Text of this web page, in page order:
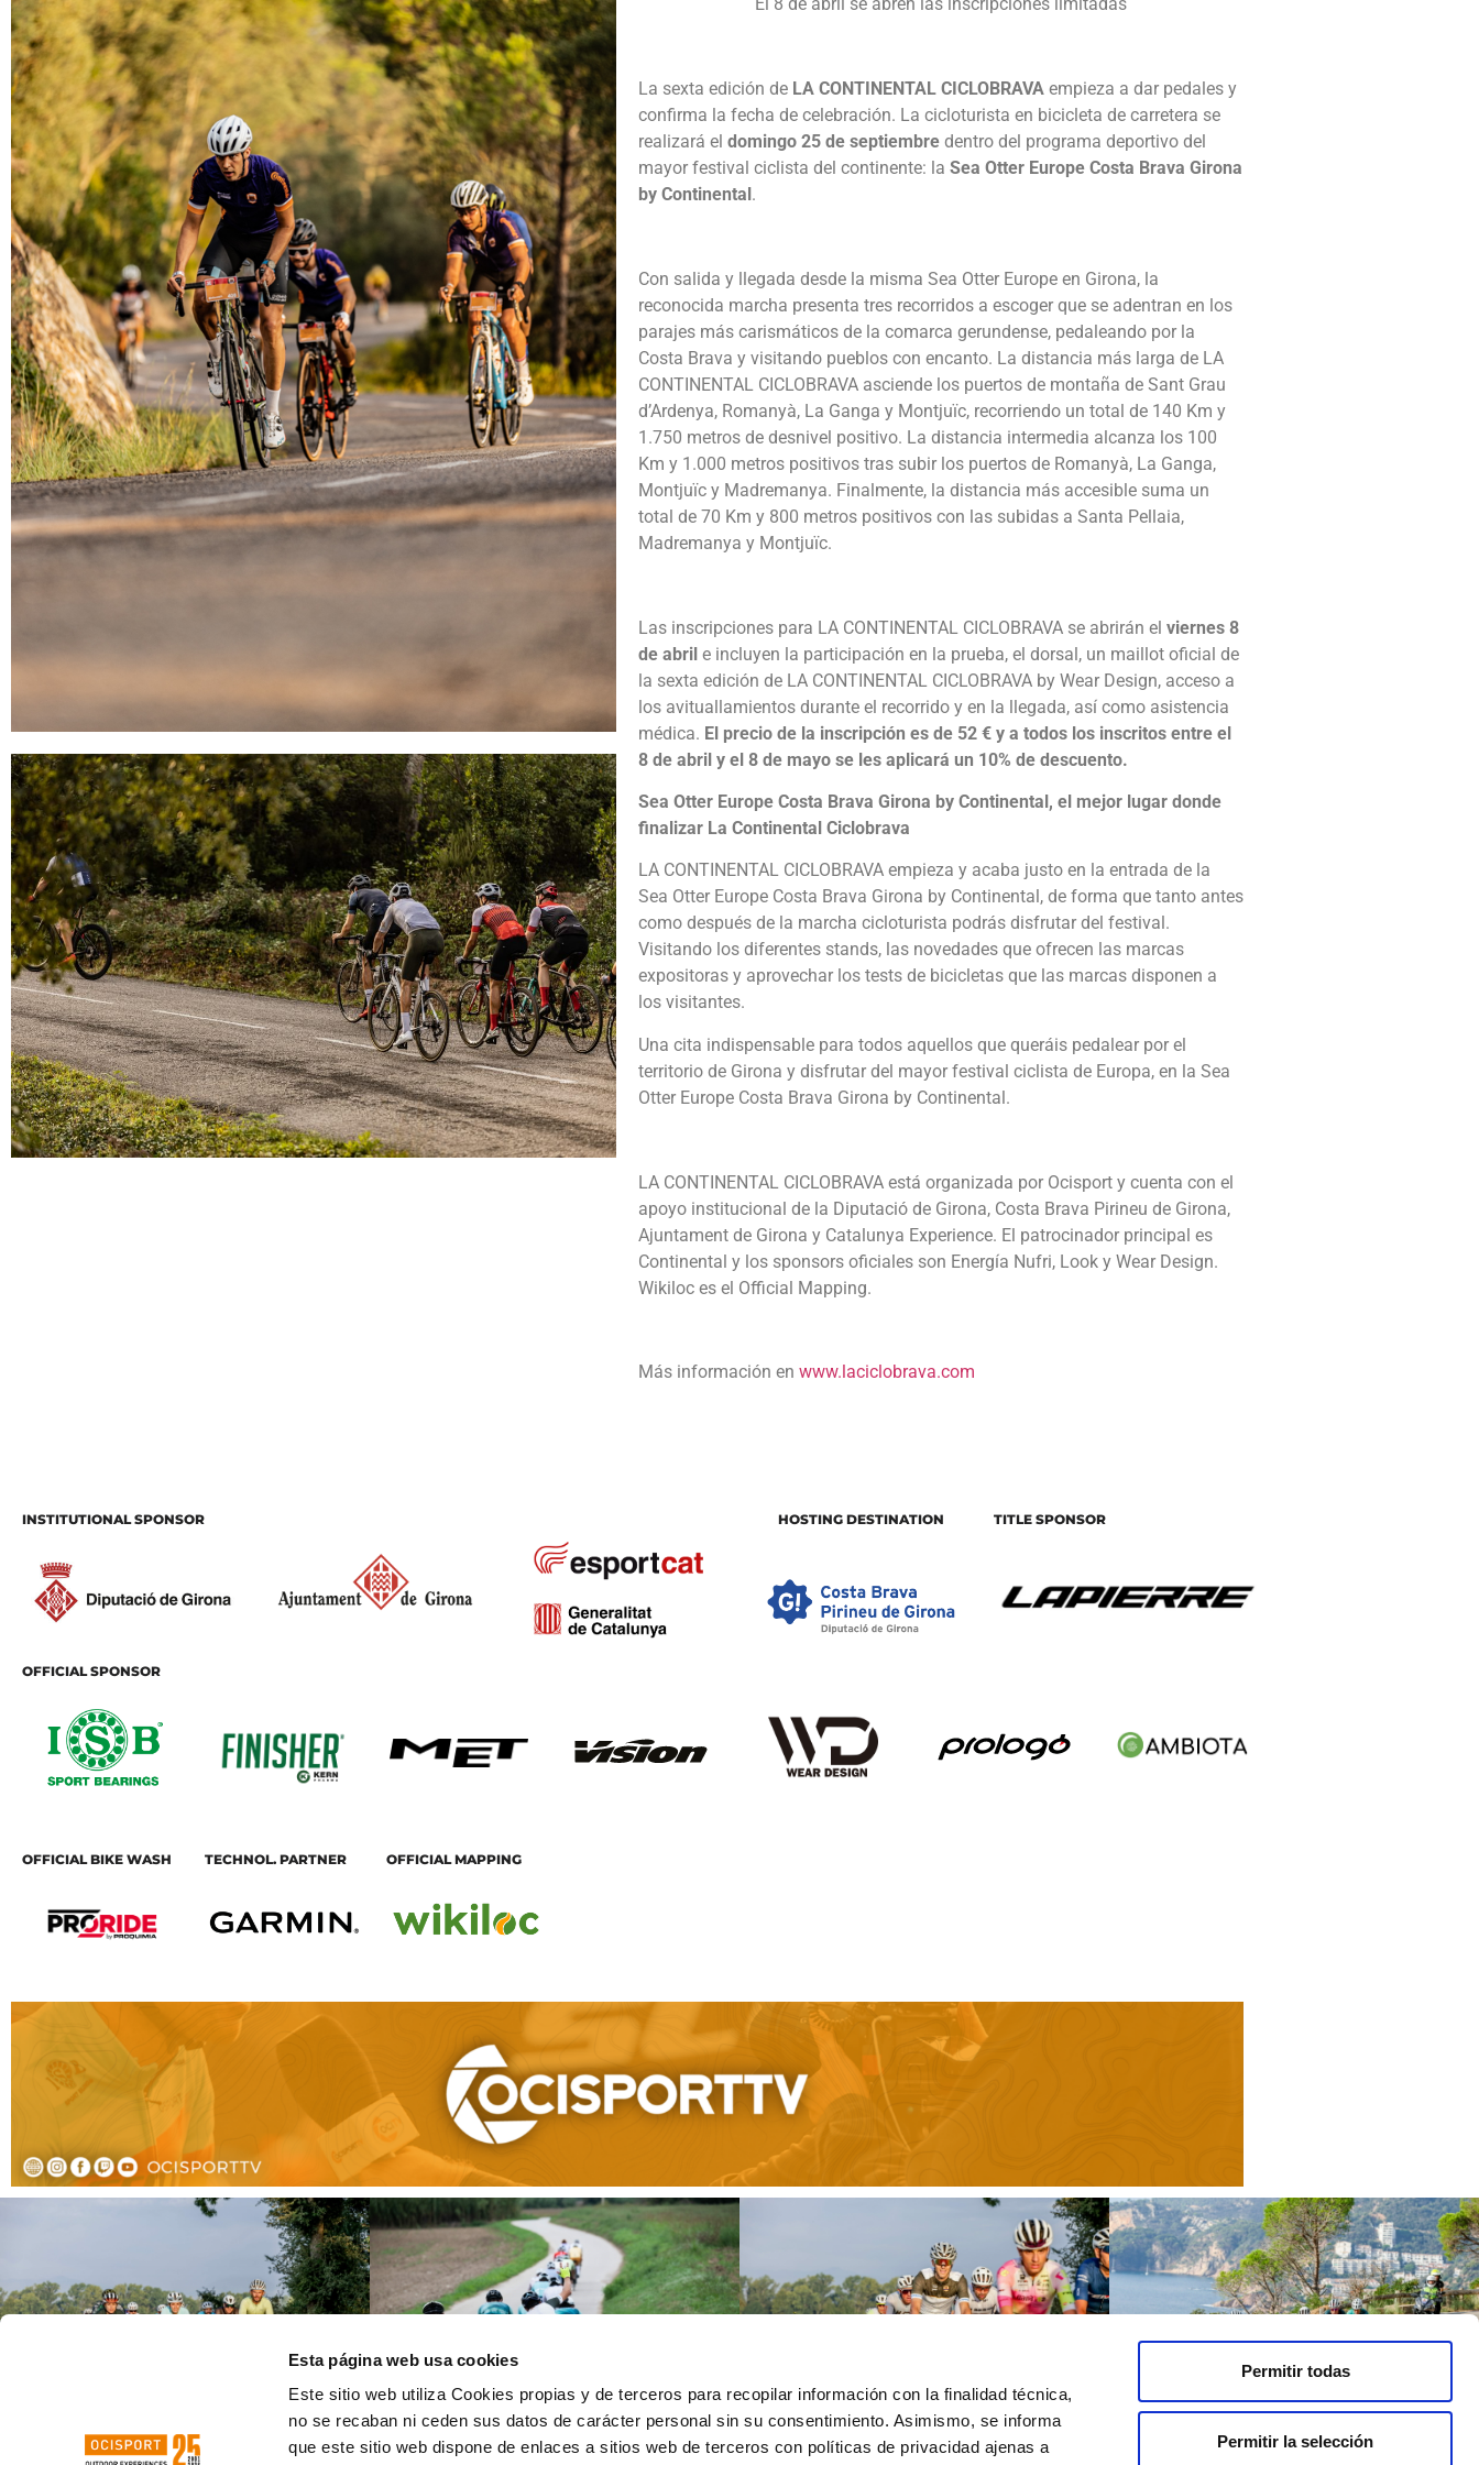
Esta página web usa cookies
Este sitio web utiliza Cookies propias y de terceros para recopilar información con la finalidad técnica,
no se recaban ni ceden sus datos de carácter personal sin su consentimiento. Asimismo, se informa
que este sitio web dispone de enlaces a sitios web de terceros con políticas de privacidad ajenas a
Permitir todas
Permitir la selección
El 8 de abril se abren las inscripciones limitadas
La sexta edición de LA CONTINENTAL CICLOBRAVA empieza a dar pedales y
confirma la fecha de celebración. La cicloturista en bicicleta de carretera se
realizará el domingo 25 de septiembre dentro del programa deportivo del
mayor festival ciclista del continente: la Sea Otter Europe Costa Brava Girona
by Continental.
Con salida y llegada desde la misma Sea Otter Europe en Girona, la
reconocida marcha presenta tres recorridos a escoger que se adentran en los
parajes más carismáticos de la comarca gerundense, pedaleando por la
Costa Brava y visitando pueblos con encanto. La distancia más larga de LA
CONTINENTAL CICLOBRAVA asciende los puertos de montaña de Sant Grau
d’Ardenya, Romanyà, La Ganga y Montjuïc, recorriendo un total de 140 Km y
1.750 metros de desnivel positivo. La distancia intermedia alcanza los 100
Km y 1.000 metros positivos tras subir los puertos de Romanyà, La Ganga,
Montjuïc y Madremanya. Finalmente, la distancia más accesible suma un
total de 70 Km y 800 metros positivos con las subidas a Santa Pellaia,
Madremanya y Montjuïc.
Las inscripciones para LA CONTINENTAL CICLOBRAVA se abrirán el viernes 8
de abril e incluyen la participación en la prueba, el dorsal, un maillot oficial de
la sexta edición de LA CONTINENTAL CICLOBRAVA by Wear Design, acceso a
los avituallamientos durante el recorrido y en la llegada, así como asistencia
médica. El precio de la inscripción es de 52 € y a todos los inscritos entre el
8 de abril y el 8 de mayo se les aplicará un 10% de descuento.
Sea Otter Europe Costa Brava Girona by Continental, el mejor lugar donde
finalizar La Continental Ciclobrava
LA CONTINENTAL CICLOBRAVA empieza y acaba justo en la entrada de la
Sea Otter Europe Costa Brava Girona by Continental, de forma que tanto antes
como después de la marcha cicloturista podrás disfrutar del festival.
Visitando los diferentes stands, las novedades que ofrecen las marcas
expositoras y aprovechar los tests de bicicletas que las marcas disponen a
los visitantes.
Una cita indispensable para todos aquellos que queráis pedalear por el
territorio de Girona y disfrutar del mayor festival ciclista de Europa, en la Sea
Otter Europe Costa Brava Girona by Continental.
LA CONTINENTAL CICLOBRAVA está organizada por Ocisport y cuenta con el
apoyo institucional de la Diputació de Girona, Costa Brava Pirineu de Girona,
Ajuntament de Girona y Catalunya Experience. El patrocinador principal es
Continental y los sponsors oficiales son Energía Nufri, Look y Wear Design.
Wikiloc es el Official Mapping.
Más información en www.laciclobrava.com
INSTITUTIONAL SPONSOR HOSTING DESTINATION TITLE SPONSOR
OFFICIAL SPONSOR
OFFICIAL BIKE WASH TECHNOL. PARTNER OFFICIAL MAPPING